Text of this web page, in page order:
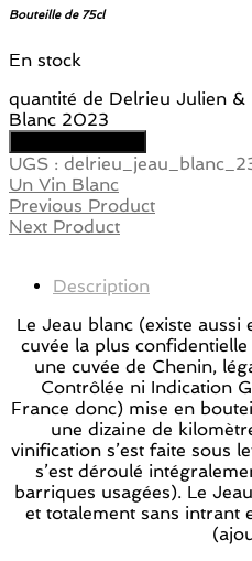
Bouteille de 75cl
En stock
quantité de Delrieu Julien
Blanc 2023
UGS :
Un Vin Blanc
Previous Product
Next Product
Description
Le Jeau blanc (existe aussi
cuvée la plus
une cuvée de Chenin,
Contrôlée ni Indication
France donc) mise en
une dizaine de
vinification s’est faite sous
s’est déroulé
barriques usagées). Le
et totalement sans intrant